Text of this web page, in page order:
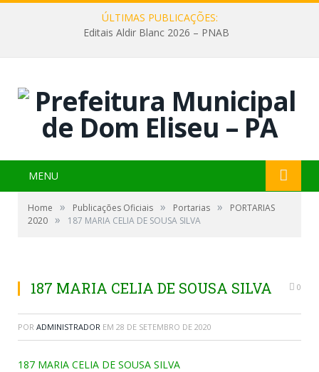
ÚLTIMAS PUBLICAÇÕES:
Editais Aldir Blanc 2026 – PNAB
MENU
Home » Publicações Oficiais » Portarias »
PORTARIAS
2020 » 187 MARIA CELIA DE SOUSA SILVA
187 MARIA CELIA DE SOUSA SILVA 0
POR ADMINISTRADOR EM 28 DE SETEMBRO DE 2020
187 MARIA CELIA DE SOUSA SILVA